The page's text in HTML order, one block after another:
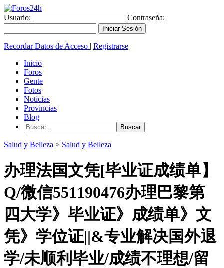
Usuario: Contraseña:
Recordar Datos de Acceso | Registrarse
Inicio
Foros
Gente
Fotos
Noticias
Provincias
Blog
Salud y Belleza > Salud y Belleza
办理法国文凭[毕业证成绩单】
Q/微信551190476办理巴黎第
四大学》毕业证》成绩单》文
凭》学位证||&专业解决国外退
学/未顺利毕业/成绩不理想/留